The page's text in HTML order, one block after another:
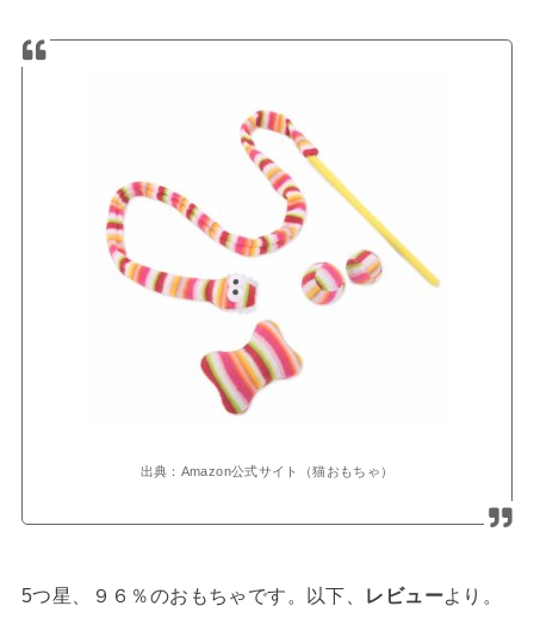
出典：Amazon公式サイト（猫おもちゃ）
5つ星、９６％のおもちゃです。以下、 レビューより。